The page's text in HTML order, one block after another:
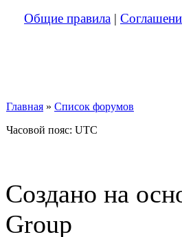
Общие правила |
Главная » Список форумов
Часовой пояс: UTC
Создано на
Group